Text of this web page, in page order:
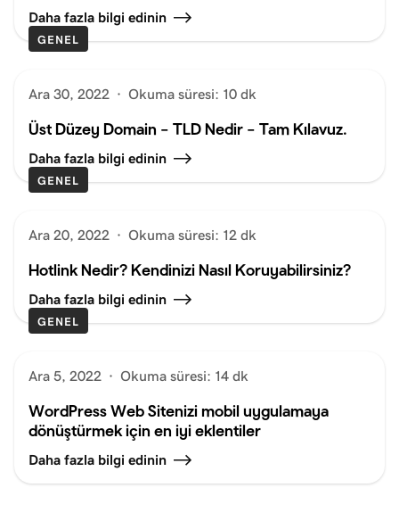
Daha fazla bilgi edinin
GENEL
Ara 30, 2022 · Okuma süresi: 10 dk
Üst Düzey Domain – TLD Nedir – Tam Kılavuz.
Daha fazla bilgi edinin
GENEL
Ara 20, 2022 · Okuma süresi: 12 dk
Hotlink Nedir? Kendinizi Nasıl Koruyabilirsiniz?
Daha fazla bilgi edinin
GENEL
Ara 5, 2022 · Okuma süresi: 14 dk
WordPress Web Sitenizi mobil uygulamaya
dönüştürmek için en iyi eklentiler
Daha fazla bilgi edinin